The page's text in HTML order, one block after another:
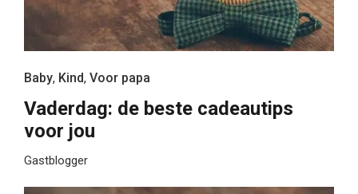
Baby, Kind, Voor papa
Vaderdag: de beste cadeautips
voor jou
Gastblogger